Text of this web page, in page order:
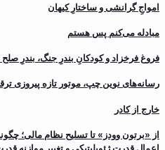
‌امواجِ گرانشی و ساختارِ کیهان
مبادله می‌کنم پس هستم
فروغ فرخزاد و کودکانِ بندرِ جنگ، بندرِ صلح
رسانه‌های نوین چپ، موتور تازه پیروزی
خارج از کادر
از «برتون وودز» تا تسلیح نظام مالی؛